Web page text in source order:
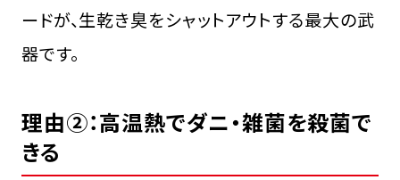
ードが、生乾き臭をシャットアウトする最大の武
器です。
理由②：高温熱でダニ・雑菌を殺菌で
きる